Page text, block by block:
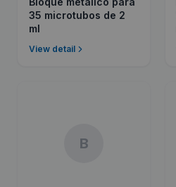
35 microtubos de 2
ml
View detail
B